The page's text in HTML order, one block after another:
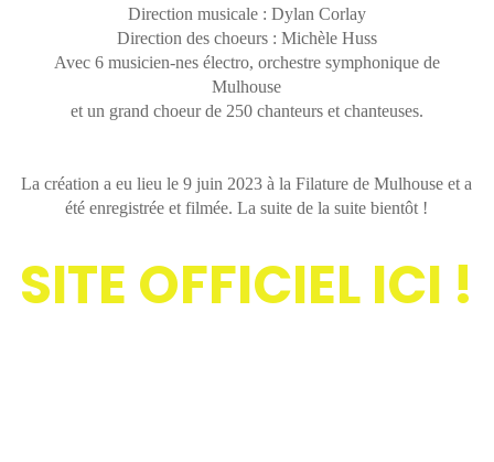
Direction musicale : Dylan Corlay
Direction des choeurs : Michèle Huss
Avec 6 musicien-nes électro, orchestre symphonique de
Mulhouse
et un grand choeur de 250 chanteurs et chanteuses.
La création a eu lieu le 9 juin 2023 à la Filature de Mulhouse et a
été enregistrée et filmée. La suite de la suite bientôt !
SITE OFFICIEL ICI !